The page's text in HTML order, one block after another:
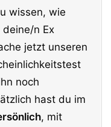
wissen, wie
n Ex
jetzt unseren
noch
hast du im
, mit